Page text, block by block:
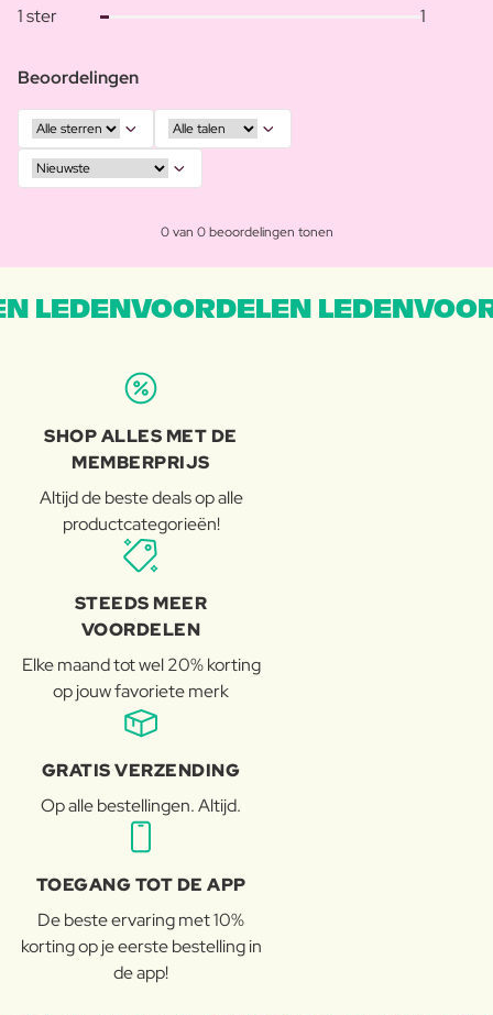
1 ster
1
Beoordelingen
0 van 0 beoordelingen tonen
LEDENVOORDELEN
SHOP ALLES MET DE
MEMBERPRIJS
Altijd de beste deals op alle
productcategorieën!
STEEDS MEER
VOORDELEN
Elke maand tot wel 20% korting
op jouw favoriete merk
GRATIS VERZENDING
Op alle bestellingen. Altijd.
TOEGANG TOT DE APP
De beste ervaring met 10%
korting op je eerste bestelling in
de app!